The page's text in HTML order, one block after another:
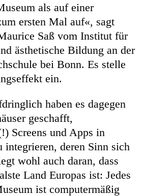
als auf einer
ersten Mal auf«, sagt
Saß vom Institut für
ästhetische Bildung an der
bei Bonn. Es stelle
ein.
haben es dagegen
geschafft,
Screens und Apps in
integrieren, deren Sinn sich
wohl auch daran, dass
Land Europas ist: Jedes
ist computermäßig